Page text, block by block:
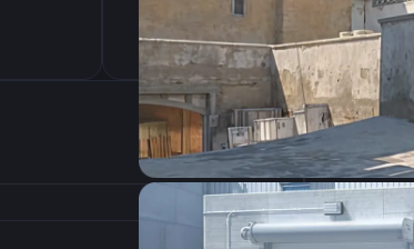
CSGO-NU5ob-UiRcE-uxkmv-
850
1
Формат